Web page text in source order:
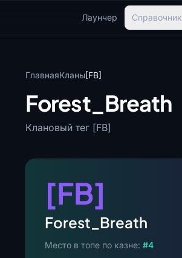
Лаунчер Справочник
ГлавнаяКланы[FB]
Forest_Breath
Клановый тег [FB]
[FB]
Forest_Breath
Место в топе по казне: #4